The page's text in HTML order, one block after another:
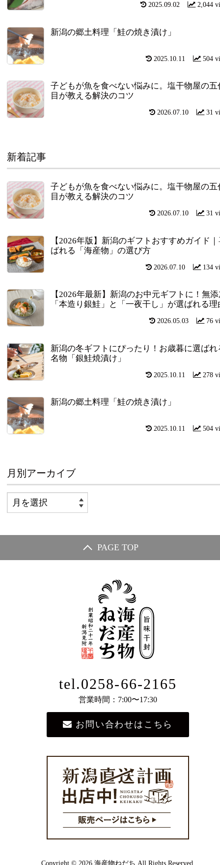
2,044
2025.09.02
新潟の郷土料理「鮭の焼き漬け」
504
2025.10.11
子どもが魚を食べない悩みに。塩干物屋の五
目が教える解決のコツ
31
2026.07.10
新着記事
子どもが魚を食べない悩みに。塩干物屋の五
目が教える解決のコツ
31
2026.07.10
【2026年版】新潟のギフトおすすめガイド
ばれる「海産物」の選び方
134
2026.07.10
【2026年最新】新潟のお中元ギフトに！無
「本造り銀鮭」と「一夜干し」が選ばれる理
76
2026.05.03
新潟の冬ギフトにぴったり！お歳暮に選ばれ
名物「銀鮭焼漬け」
278
2025.10.11
新潟の郷土料理「鮭の焼き漬け」
504
2025.10.11
月別アーカイブ
PAGE TOP
tel.0258-66-2165
営業時間：7:00〜17:30
お問い合わせはこちら
Copyright © 2026 海産物ねだち All Rights Reserved.